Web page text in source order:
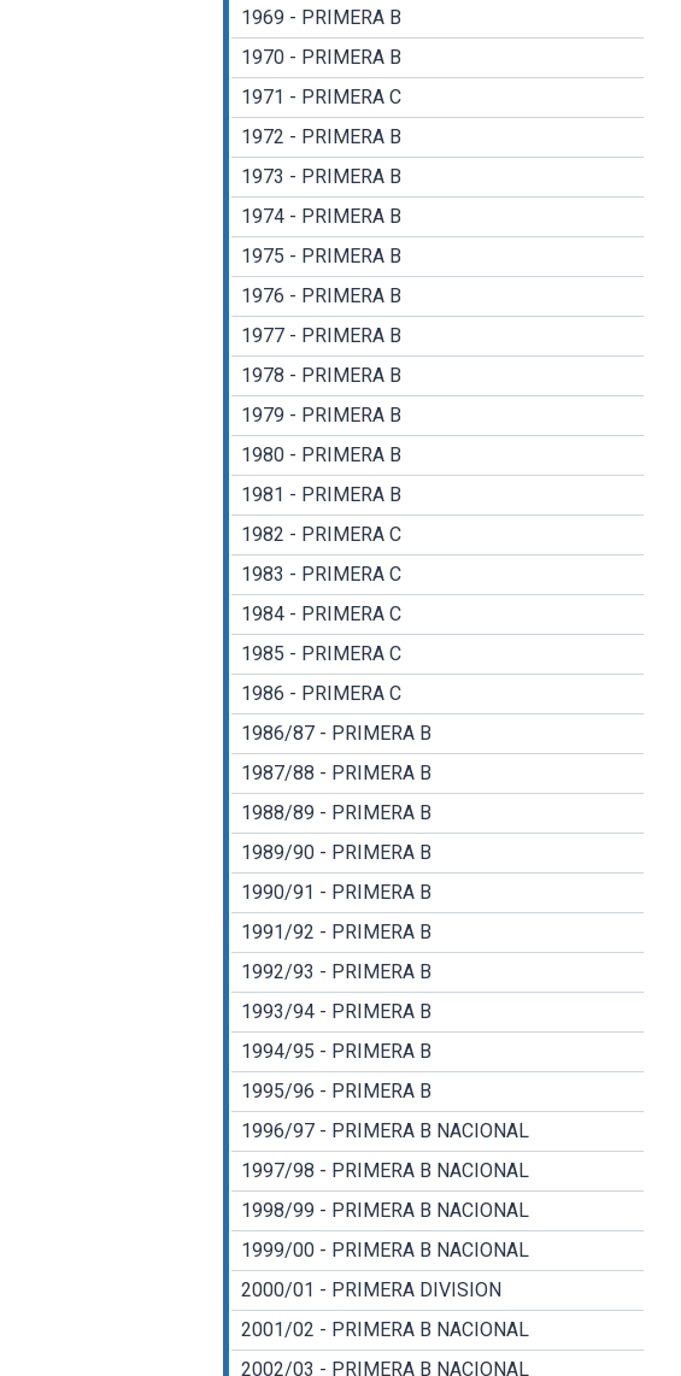
1969 - PRIMERA B
1970 - PRIMERA B
1971 - PRIMERA C
1972 - PRIMERA B
1973 - PRIMERA B
1974 - PRIMERA B
1975 - PRIMERA B
1976 - PRIMERA B
1977 - PRIMERA B
1978 - PRIMERA B
1979 - PRIMERA B
1980 - PRIMERA B
1981 - PRIMERA B
1982 - PRIMERA C
1983 - PRIMERA C
1984 - PRIMERA C
1985 - PRIMERA C
1986 - PRIMERA C
1986/87 - PRIMERA B
1987/88 - PRIMERA B
1988/89 - PRIMERA B
1989/90 - PRIMERA B
1990/91 - PRIMERA B
1991/92 - PRIMERA B
1992/93 - PRIMERA B
1993/94 - PRIMERA B
1994/95 - PRIMERA B
1995/96 - PRIMERA B
1996/97 - PRIMERA B NACIONAL
1997/98 - PRIMERA B NACIONAL
1998/99 - PRIMERA B NACIONAL
1999/00 - PRIMERA B NACIONAL
2000/01 - PRIMERA DIVISION
2001/02 - PRIMERA B NACIONAL
2002/03 - PRIMERA B NACIONAL